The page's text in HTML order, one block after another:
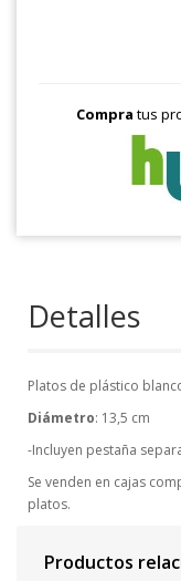
Compra tus
Detalles
Platos de plástico
Diámetro: 13,5 cm
-Incluyen pestaña
Se venden en cajas
platos.
Productos